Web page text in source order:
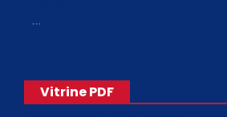
…
Vitrine PDF